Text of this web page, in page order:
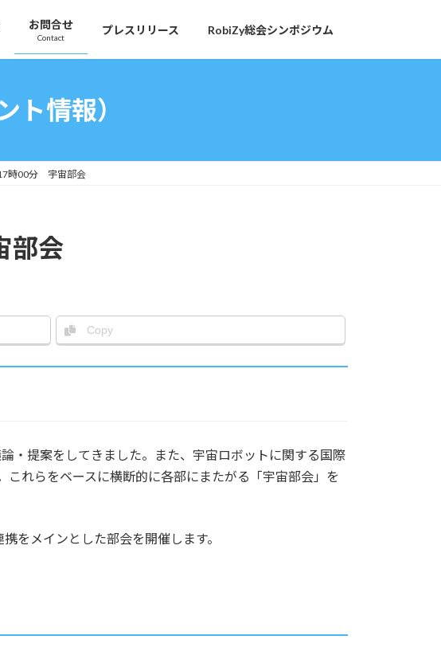
お問合せ
Contact
プレスリリース RobiZy総会シンポジウム
ト情報）
時00分 宇宙部会
部会
Copy
・提案をしてきました。また、宇宙ロボットに関する国際
れらをベースに横断的に各部にまたがる「宇宙部会」を
をメインとした部会を開催します。